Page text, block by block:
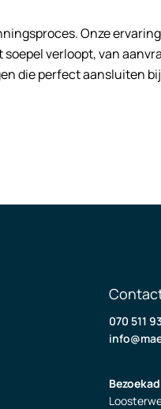
Onze
verloopt, van
die perfect aansluiten
070 511